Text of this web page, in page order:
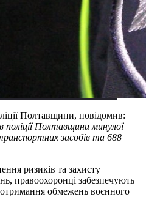
Полтавщини, повідомив:
поліції Полтавщини минулої
засобів та 688
ризиків та захисту
правоохоронці забезпечують
обмежень воєнного